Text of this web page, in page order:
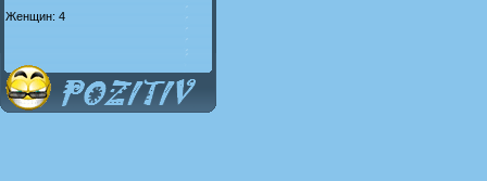
Женщин: 4